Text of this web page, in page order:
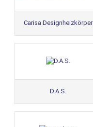
Carisa Designheizkörper
D.A.S.